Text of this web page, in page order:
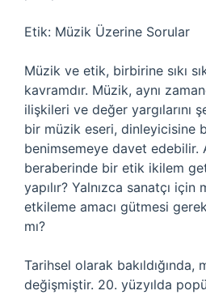
Etik: Müzik Üzerine Sorular
Müzik ve etik, birbirine sıkı
kavramdır. Müzik, aynı
ilişkileri ve değer yargılarını
bir müzik eseri, dinleyicisine
benimsemeye davet edebilir.
beraberinde bir etik ikilem
yapılır? Yalnızca sanatçı
etkileme amacı gütmesi
mı?
Tarihsel olarak bakıldığında,
değişmiştir. 20. yüzyılda